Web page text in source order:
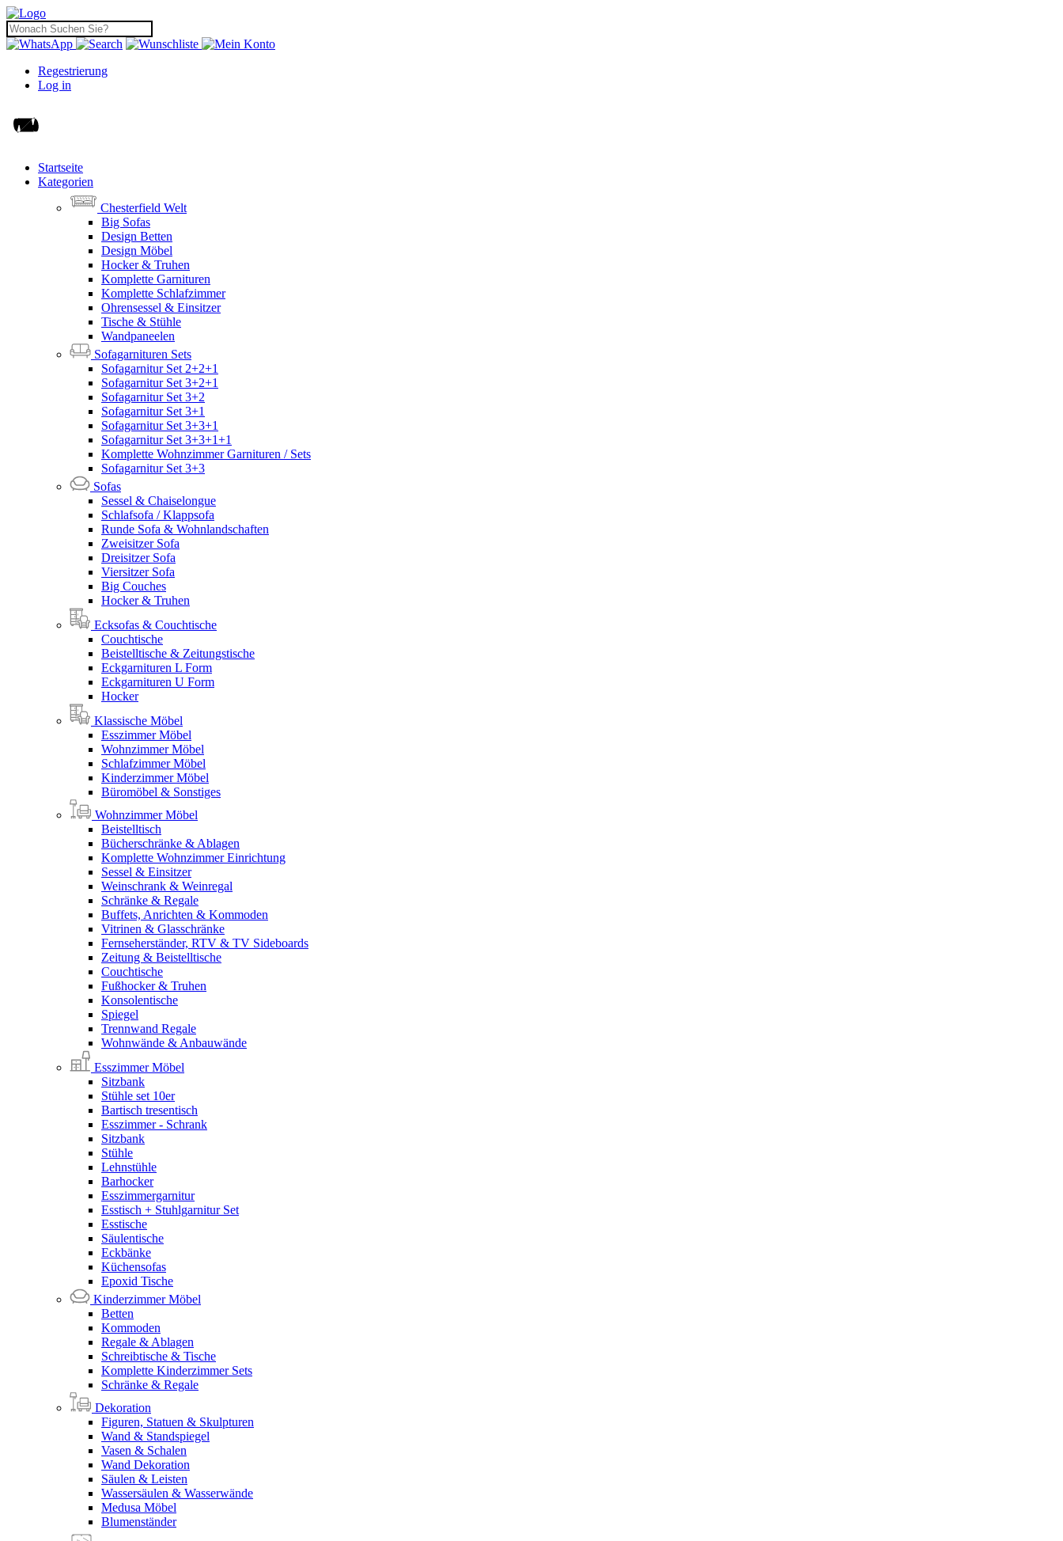
Regestrierung
Log in
Startseite
Kategorien
Chesterfield Welt
Big Sofas
Design Betten
Design Möbel
Hocker & Truhen
Komplette Garnituren
Komplette Schlafzimmer
Ohrensessel & Einsitzer
Tische & Stühle
Wandpaneelen
Sofagarnituren Sets
Sofagarnitur Set 2+2+1
Sofagarnitur Set 3+2+1
Sofagarnitur Set 3+2
Sofagarnitur Set 3+1
Sofagarnitur Set 3+3+1
Sofagarnitur Set 3+3+1+1
Komplette Wohnzimmer Garnituren / Sets
Sofagarnitur Set 3+3
Sofas
Sessel & Chaiselongue
Schlafsofa / Klappsofa
Runde Sofa & Wohnlandschaften
Zweisitzer Sofa
Dreisitzer Sofa
Viersitzer Sofa
Big Couches
Hocker & Truhen
Ecksofas & Couchtische
Couchtische
Beistelltische & Zeitungstische
Eckgarnituren L Form
Eckgarnituren U Form
Hocker
Klassische Möbel
Esszimmer Möbel
Wohnzimmer Möbel
Schlafzimmer Möbel
Kinderzimmer Möbel
Büromöbel & Sonstiges
Wohnzimmer Möbel
Beistelltisch
Bücherschränke & Ablagen
Komplette Wohnzimmer Einrichtung
Sessel & Einsitzer
Weinschrank & Weinregal
Schränke & Regale
Buffets, Anrichten & Kommoden
Vitrinen & Glasschränke
Fernseherständer, RTV & TV Sideboards
Zeitung & Beistelltische
Couchtische
Fußhocker & Truhen
Konsolentische
Spiegel
Trennwand Regale
Wohnwände & Anbauwände
Esszimmer Möbel
Sitzbank
Stühle set 10er
Bartisch tresentisch
Esszimmer - Schrank
Sitzbank
Stühle
Lehnstühle
Barhocker
Esszimmergarnitur
Esstisch + Stuhlgarnitur Set
Esstische
Säulentische
Eckbänke
Küchensofas
Epoxid Tische
Kinderzimmer Möbel
Betten
Kommoden
Regale & Ablagen
Schreibtische & Tische
Komplette Kinderzimmer Sets
Schränke & Regale
Dekoration
Figuren, Statuen & Skulpturen
Wand & Standspiegel
Vasen & Schalen
Wand Dekoration
Säulen & Leisten
Wassersäulen & Wasserwände
Medusa Möbel
Blumenständer